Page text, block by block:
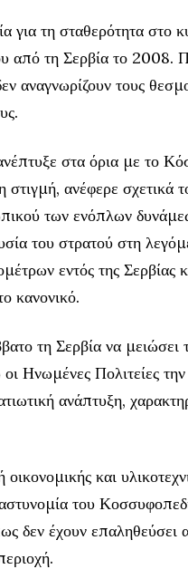
για τη σταθερότητα στο
από τη Σερβία το
αναγνωρίζουν τους
στα όρια με το
ανέφερε σχετικά
των ενόπλων
του στρατού στη
εντός της Σερβίας
κανονικό.
τη Σερβία να μειώσει
Ηνωμένες Πολιτείες
ανάπτυξη,
και
του
δεν έχουν επαληθεύσει